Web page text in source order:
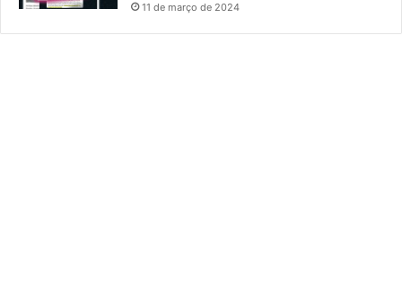
11 de março de 2024